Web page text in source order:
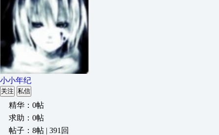
小小年纪
关注 私信
精华：0帖
求助：0帖
帖子：8帖 | 391回